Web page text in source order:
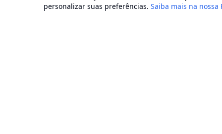
personalizar suas preferências. Saiba mais na nossa